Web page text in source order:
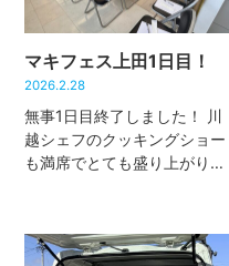
マキフェス上田1日目！
2026.2.28
無事1日目終了しました！ 川
越シェフのクッキングショー
も満席でとても盛り上がりま